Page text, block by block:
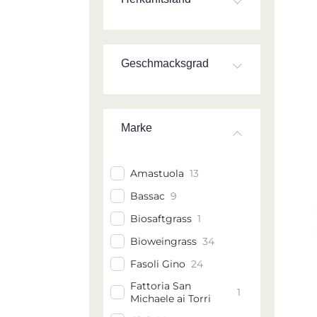
Geschmacksgrad
Marke
Amastuola 13
Bassac 9
Biosaftgrass 1
Bioweingrass 34
Fasoli Gino 24
Fattoria San
Michaele ai Torri
1